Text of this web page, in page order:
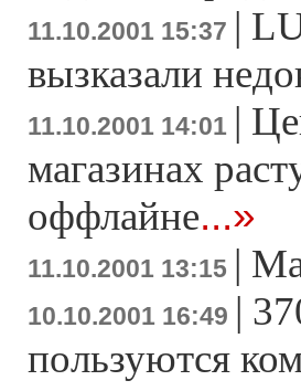
11.10.2001 15:37 |
вызказали
11.10.2001 14:01 |
магазинах
оффлайне...»
11.10.2001 13:15 |
10.10.2001 16:49 |
пользуются